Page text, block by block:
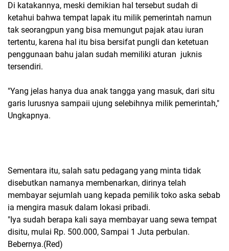
Di katakannya, meski demikian hal tersebut sudah di
ketahui bahwa tempat lapak itu milik pemerintah namun
tak seorangpun yang bisa memungut pajak atau iuran
tertentu, karena hal itu bisa bersifat pungli dan ketetuan
penggunaan bahu jalan sudah memiliki aturan juknis
tersendiri.
"Yang jelas hanya dua anak tangga yang masuk, dari situ
garis lurusnya sampaii ujung selebihnya milik pemerintah,"
Ungkapnya.
Sementara itu, salah satu pedagang yang minta tidak
disebutkan namanya membenarkan, dirinya telah
membayar sejumlah uang kepada pemilik toko aska sebab
ia mengira masuk dalam lokasi pribadi.
"Iya sudah berapa kali saya membayar uang sewa tempat
disitu, mulai Rp. 500.000, Sampai 1 Juta perbulan.
Bebernya.(Red)